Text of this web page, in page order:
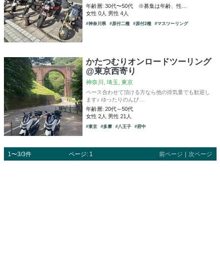
年齢層: 30代〜50代 ※募集は年齢、性…
女性 0人 男性 4人
#神奈川県 #原付二種 #原付2種 #マスツーリング
かたつむりオンロードツーリング
@東京西寄り
神奈川, 埼玉, 東京
ペース合わせて頂ける方なら他の排気量でも歓迎し
ます♪ ゆったりのんび…
年齢層: 20代～50代
女性 2人 男性 21人
#東京 #多摩 #八王子 #府中
1〜3/3件 ページ: 1 前ページ ｜ 次ページ